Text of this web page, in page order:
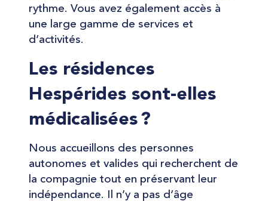
rythme. Vous avez également accès à
une large gamme de services et
d’activités.
Les résidences
Hespérides sont-elles
médicalisées ?
Nous accueillons des personnes
autonomes et valides qui recherchent de
la compagnie tout en préservant leur
indépendance. Il n’y a pas d’âge